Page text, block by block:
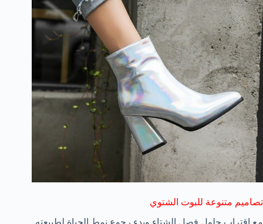
تصاميم متنوعة للبوت الشتوي
مع اقتراب حلول فصل الشتاء وبدء رجوع نمط الحياة لطبيعته